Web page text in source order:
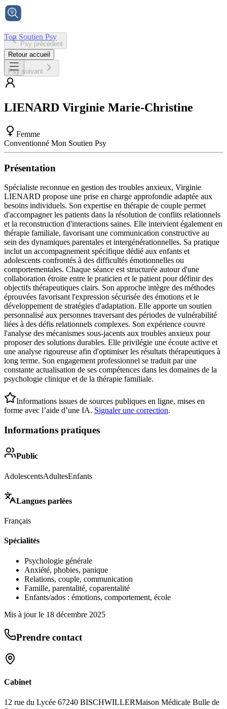
Ton Soutien Psy
Accueil
Psy précédent
Retour accueil
Psy suivant
LIENARD Virginie Marie-Christine
Femme
Conventionné Mon Soutien Psy
Présentation
Spécialiste reconnue en gestion des troubles anxieux, Virginie
LIENARD propose une prise en charge approfondie adaptée aux
besoins individuels. Son expertise en thérapie de couple permet
d'accompagner les patients dans la résolution de conflits relationnels
et la reconstruction d'interactions saines. Elle intervient également en
thérapie familiale, favorisant une communication constructive au
sein des dynamiques parentales et intergénérationnelles. Sa pratique
inclut un accompagnement spécifique dédié aux enfants et
adolescents confrontés à des difficultés émotionnelles ou
comportementales. Chaque séance est structurée autour d'une
collaboration étroite entre le praticien et le patient pour définir des
objectifs thérapeutiques clairs. Son approche intègre des méthodes
éprouvées favorisant l'expression sécurisée des émotions et le
développement de stratégies d'adaptation. Elle apporte un soutien
personnalisé aux personnes traversant des périodes de vulnérabilité
liées à des défis relationnels complexes. Son expérience couvre
l'analyse des mécanismes sous-jacents aux troubles anxieux pour
proposer des solutions durables. Elle privilégie une écoute active et
une analyse rigoureuse afin d'optimiser les résultats thérapeutiques à
long terme. Son engagement professionnel se traduit par une
constante actualisation de ses compétences dans les domaines de la
psychologie clinique et de la thérapie familiale.
Informations issues de sources publiques en ligne, mises en
forme avec l’aide d’une IA. Signaler une correction.
Informations pratiques
Public
AdolescentsAdultesEnfants
Langues parlées
Français
Spécialités
Psychologie générale
Anxiété, phobies, panique
Relations, couple, communication
Famille, parentalité, coparentalité
Enfants/ados : émotions, comportement, école
Mis à jour le 18 décembre 2025
Prendre contact
Cabinet
12 rue du Lycée 67240 BISCHWILLERMaison Médicale Bulle de